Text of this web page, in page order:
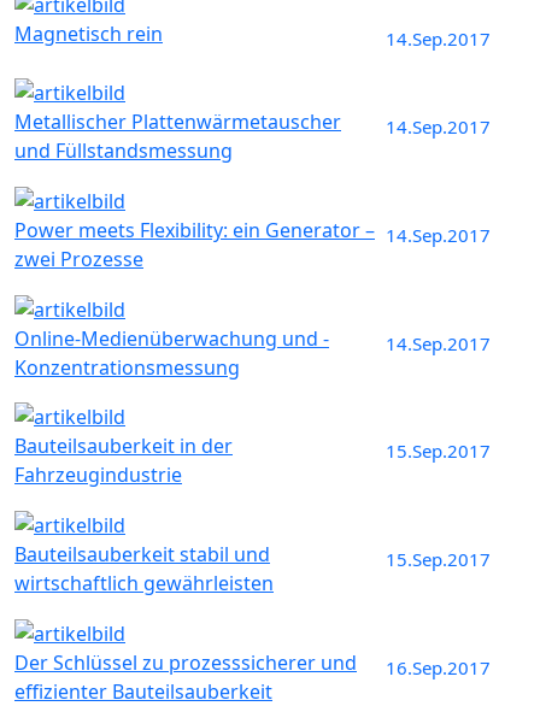
14.Sep.2017
Magnetisch rein
14.Sep.2017
Metallischer Plattenwärmetauscher
und Füllstandsmessung
14.Sep.2017
Power meets Flexibility: ein Generator –
zwei Prozesse
14.Sep.2017
Online-Medienüberwachung und -
Konzentrationsmessung
15.Sep.2017
Bauteilsauberkeit in der
Fahrzeugindustrie
15.Sep.2017
Bauteilsauberkeit stabil und
wirtschaftlich gewährleisten
16.Sep.2017
Der Schlüssel zu prozesssicherer und
effizienter Bauteilsauberkeit